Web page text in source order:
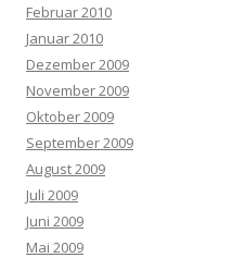
Februar 2010
Januar 2010
Dezember 2009
November 2009
Oktober 2009
September 2009
August 2009
Juli 2009
Juni 2009
Mai 2009